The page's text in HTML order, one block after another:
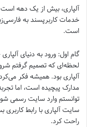
آلپاری، بیش از یک دهه است
خدمات کاربرپسند به
است.
گام اول: ورود به دنیای
لحظه‌ای که تصمیم گرفتم
آلپاری بود. همیشه فکر
مدارک پیچیده است، اما
توانستم وارد سایت رسمی
سایت آلپاری با رابط کاربری
راحت کرد.